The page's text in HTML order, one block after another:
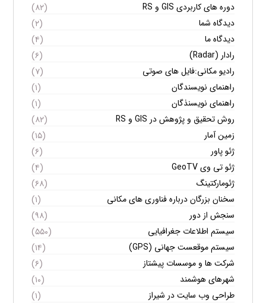
دوره های کاربردی GIS و RS
(۸۲)
دیدگاه شما
(۲)
دیدگاه ما
(۴)
رادار (Radar)
(۶)
رادیو مکانی:فایل های صوتی
(۷)
راهنمای نویسندگان
(۱)
راهنمای نویسنذگان
(۱)
روش تحقیق و پژوهش در GIS و RS
(۸۲)
زمین آمار
(۱۵)
ژئو پاور
(۶)
ژئو تی وی GeoTV
(۴)
ژئومارکتینگ
(۶۸)
سخنان بزرگان درباره فناوری های مکانی
(۱)
سنجش از دور
(۹۸)
سیستم اطلاعات جغرافیایی
(۵۵۰)
سیستم موقعست جهانی (GPS)
(۱۴)
شرکت ها و موسسات پیشتاز
(۶)
شهرهای هوشمند
(۱۰)
طراحی وب سایت در شیراز
(۱)